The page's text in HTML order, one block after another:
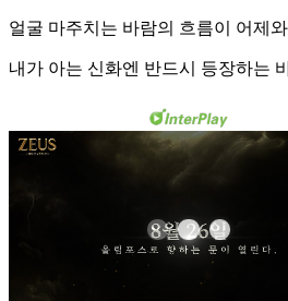
얼굴 마주치는 바람의 흐름이 어제
내가 아는 신화엔 반드시 등장하는